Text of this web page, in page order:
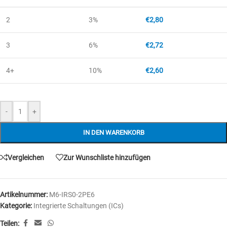
- +
IN DEN WARENKORB
2 3% €2,80
3 6% €2,72
4+ 10% €2,60
Vergleichen Zur Wunschliste hinzufügen
Artikelnummer: M6-IRS0-2PE6
Kategorie: Integrierte Schaltungen (ICs)
Teilen: